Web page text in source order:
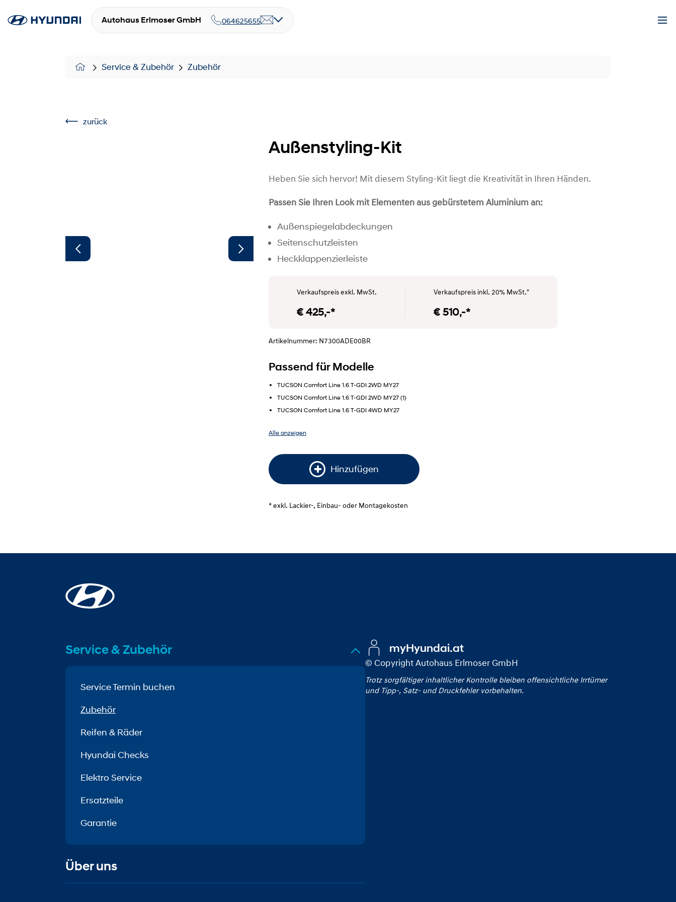
Autohaus Erlmoser GmbH 064625655
Service & Zubehör Zubehör
zurück
Außenstyling-Kit
Heben Sie sich hervor! Mit diesem Styling-Kit liegt die Kreativität in Ihren Händen.
Passen Sie Ihren Look mit Elementen aus gebürstetem Aluminium an:
Außenspiegelabdeckungen
Seitenschutzleisten
Heckklappenzierleiste
Verkaufspreis exkl. MwSt.
€ 425,-*
Verkaufspreis inkl. 20% MwSt."
€ 510,-*
Artikelnummer: N7300ADE00BR
Passend für Modelle
TUCSON Comfort Line 1.6 T-GDI 2WD MY27
TUCSON Comfort Line 1.6 T-GDI 2WD MY27 (1)
TUCSON Comfort Line 1.6 T-GDI 4WD MY27
Alle anzeigen
Hinzufügen
* exkl. Lackier-, Einbau- oder Montagekosten
Service & Zubehör
Service Termin buchen
Zubehör
Reifen & Räder
Hyundai Checks
Elektro Service
Ersatzteile
Garantie
Über uns
myHyundai.at
© Copyright Autohaus Erlmoser GmbH
Trotz sorgfältiger inhaltlicher Kontrolle bleiben offensichtliche Irrtümer
und Tipp‑, Satz‑ und Druckfehler vorbehalten.